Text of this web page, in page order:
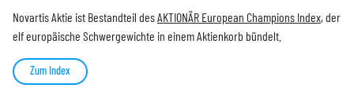
Novartis Aktie ist Bestandteil desAKTIONÄR European Champions Index, der
elf europäische Schwergewichte in einem Aktienkorb bündelt.
Zum Index